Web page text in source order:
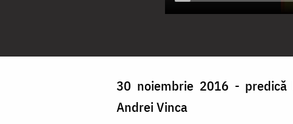
30 noiembrie 2016 -
Andrei Vinca